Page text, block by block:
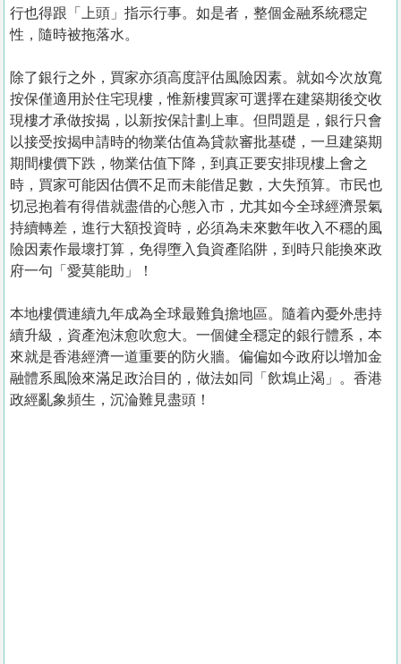
行也得跟「上頭」指示行事。如是者，整個金融系統穩定
性，隨時被拖落水。
除了銀行之外，買家亦須高度評估風險因素。就如今次放寬
按保僅適用於住宅現樓，惟新樓買家可選擇在建築期後交收
現樓才承做按揭，以新按保計劃上車。但問題是，銀行只會
以接受按揭申請時的物業估值為貸款審批基礎，一旦建築期
期間樓價下跌，物業估值下降，到真正要安排現樓上會之
時，買家可能因估價不足而未能借足數，大失預算。市民也
切忌抱着有得借就盡借的心態入市，尤其如今全球經濟景氣
持續轉差，進行大額投資時，必須為未來數年收入不穩的風
險因素作最壞打算，免得墮入負資產陷阱，到時只能換來政
府一句「愛莫能助」！
本地樓價連續九年成為全球最難負擔地區。隨着內憂外患持
續升級，資產泡沫愈吹愈大。一個健全穩定的銀行體系，本
來就是香港經濟一道重要的防火牆。偏偏如今政府以增加金
融體系風險來滿足政治目的，做法如同「飲鴆止渴」。香港
政經亂象頻生，沉淪難見盡頭！